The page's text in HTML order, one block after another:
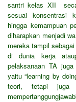
santri kelas XII
sesuai konsentrasi
hingga kemampuan
diharapkan menjadi
mereka tampil
di dunia kerja
pelaksanaan TA
yaitu “learning by
teori, tetapi juga